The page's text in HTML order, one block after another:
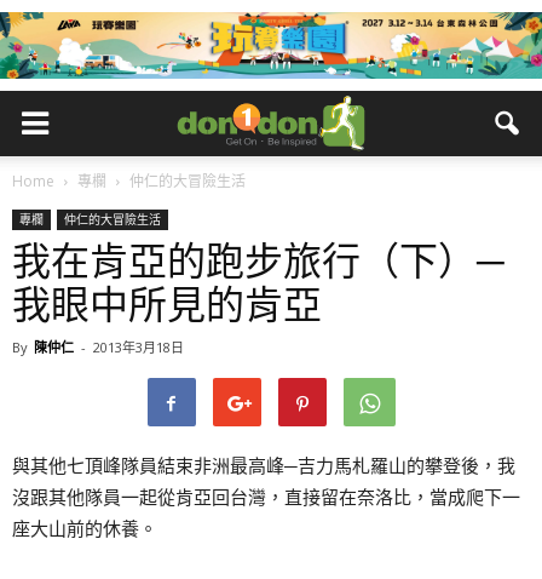
Home 專欄 仲仁的大冒險生活
專欄 仲仁的大冒險生活
我在肯亞的跑步旅行（下）─
我眼中所見的肯亞
By 陳仲仁 - 2013年3月18日
與其他七頂峰隊員結束非洲最高峰─吉力馬札羅山的攀登後，我
沒跟其他隊員一起從肯亞回台灣，直接留在奈洛比，當成爬下一
座大山前的休養。